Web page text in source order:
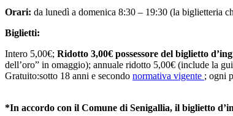
Orari: da lunedì a domenica 8:30 – 19:30 (la biglietteria
Biglietti:
Intero 5,00€; Ridotto 3,00€ possessore del biglietto
dell’oro” in omaggio); annuale ridotto 5,00€ (include la
Gratuito:sotto 18 anni e secondo normativa vigente ; ogni
*In accordo con il Comune di Senigallia, il biglietto